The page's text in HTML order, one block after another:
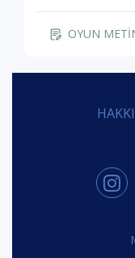
OYUN